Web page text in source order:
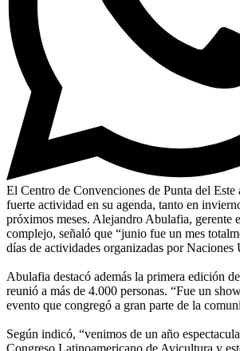
El Centro de Convenciones de Punta del Este
fuerte actividad en su agenda, tanto en
próximos meses. Alejandro Abulafia, gerente
complejo, señaló que “junio fue un mes
días de actividades organizadas por Naciones
Abulafia destacó además la primera edición
reunió a más de 4.000 personas. “Fue un
evento que congregó a gran parte de la
Según indicó, “venimos de un año
Congreso Latinoamericano de Avicultura y